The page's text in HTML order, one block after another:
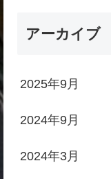
アーカイブ
2025年9月
2024年9月
2024年3月